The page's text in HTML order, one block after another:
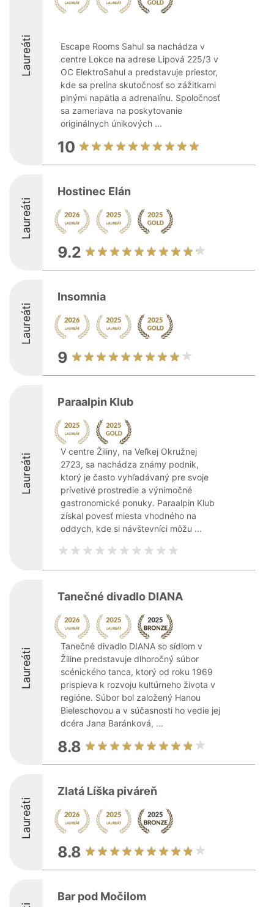
Laureáti
Escape Rooms Sahul sa nachádza v
centre Lokce na adrese Lipová 225/3 v
OC ElektroSahul a predstavuje priestor,
kde sa prelína skutočnosť so zážitkami
plnými napätia a adrenalínu. Spoločnosť
sa zameriava na poskytovanie
originálnych únikových ...
10
Laureáti
Hostinec Elán
9.2
Laureáti
Insomnia
9
Laureáti
Paraalpin Klub
V centre Žiliny, na Veľkej Okružnej
2723, sa nachádza známy podnik,
ktorý je často vyhľadávaný pre svoje
prívetivé prostredie a výnimočné
gastronomické ponuky. Paraalpin Klub
získal povesť miesta vhodného na
oddych, kde si návštevníci môžu ...
Laureáti
Tanečné divadlo DIANA
Tanečné divadlo DIANA so sídlom v
Žiline predstavuje dlhoročný súbor
scénického tanca, ktorý od roku 1969
prispieva k rozvoju kultúrneho života v
regióne. Súbor bol založený Hanou
Bieleschovou a v súčasnosti ho vedie jej
dcéra Jana Baránková, ...
8.8
Laureáti
Zlatá Líška piváreň
8.8
Bar pod Močilom